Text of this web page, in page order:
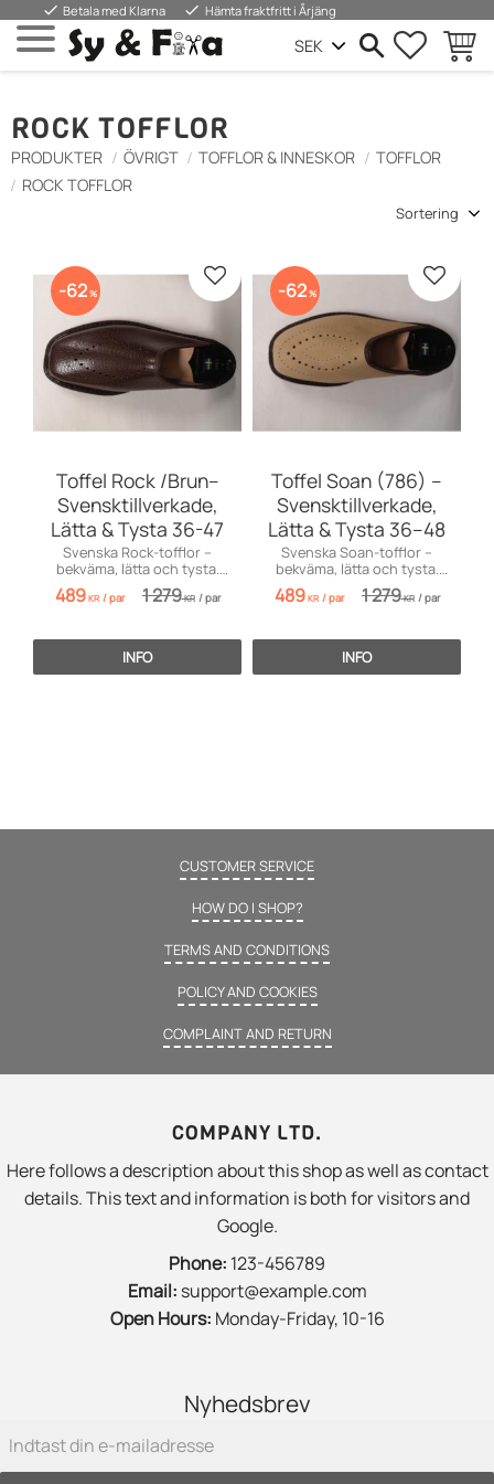
Menu
done Betala med Klarna done Hämta fraktfritt i Årjäng
ROCK TOFFLOR
PRODUKTER ÖVRIGT TOFFLOR & INNESKOR
TOFFLOR
ROCK TOFFLOR
Vælg sorteringsmetode
Toffel Rock /Brun–
Svensktillverkade,
Lätta & Tysta 36-47
Svenska Rock-tofflor –
bekväma, lätta och tysta.
Perfekt present eller julklapp.
489KR /par 1 279KR /par
62% Gem som favorit
INFO
Toffel Soan (786) –
Svensktillverkade,
Lätta & Tysta 36–48
Svenska Soan-tofflor –
bekväma, lätta och tysta.
Perfekt för hem, kontor och
vardag.
489KR /par 1 279KR /par
62% Gem
INFO
CUSTOMER SERVICE
HOW DO I SHOP?
TERMS AND CONDITIONS
POLICY AND COOKIES
COMPLAINT AND RETURN
COMPANY LTD.
Here follows a description about this shop as well as contact
details. This text and information is both for visitors and
Google.
Phone: 123-456789
Email: support@example.com
Open Hours: Monday-Friday, 10-16
Nyhedsbrev